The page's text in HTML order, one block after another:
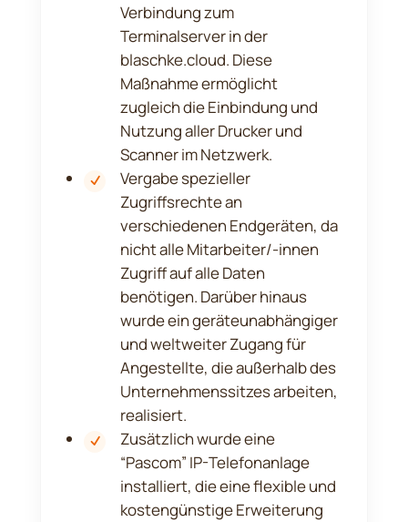
Verbindung zum
Terminalserver in der
blaschke.cloud. Diese
Maßnahme ermöglicht
zugleich die Einbindung und
Nutzung aller Drucker und
Scanner im Netzwerk.
Vergabe spezieller
Zugriffsrechte an
verschiedenen Endgeräten, da
nicht alle Mitarbeiter/-innen
Zugriff auf alle Daten
benötigen. Darüber hinaus
wurde ein geräteunabhängiger
und weltweiter Zugang für
Angestellte, die außerhalb des
Unternehmenssitzes arbeiten,
realisiert.
Zusätzlich wurde eine
“Pascom” IP-Telefonanlage
installiert, die eine flexible und
kostengünstige Erweiterung